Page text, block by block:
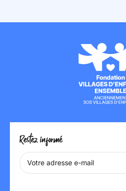
Restez informé